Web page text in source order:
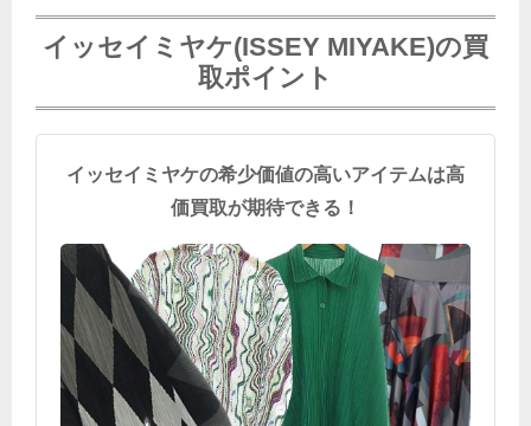
イッセイミヤケ(ISSEY MIYAKE)の買
取ポイント
イッセイミヤケの希少価値の高いアイテムは高
価買取が期待できる！